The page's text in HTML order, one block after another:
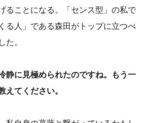
ることになる。「センス型」の私で
る人」である森田がトップに立つべ
。
に見極められたのですね。もう一
てください。